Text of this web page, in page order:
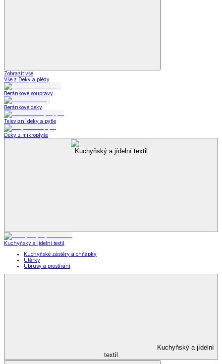
Zobrazit vše
Vše z Deky a plédy
Beránkové soupravy
Beránkové deky
Televizní deky a pytle
Deky z mikroplyše
Kuchyňský a jídelní textil
Kuchyňský a jídelní textil
Kuchyňské zástěry a chňapky
Utěrky
Ubrusy a prostírání
Kuchyňský a jídelní
textil